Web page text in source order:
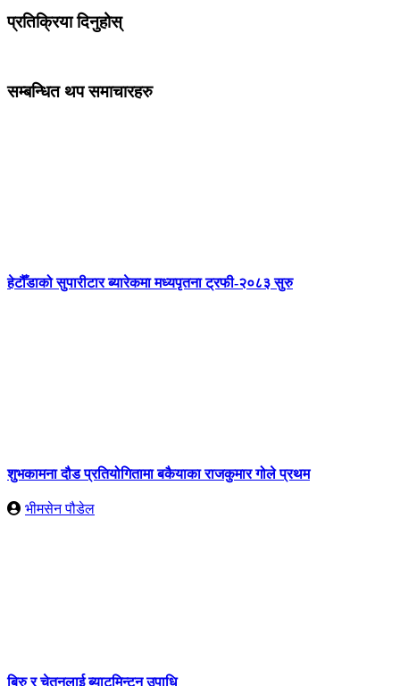
प्रतिक्रिया दिनुहोस्
सम्बन्धित थप समाचारहरु
हेटौँडाको सुपारीटार ब्यारेकमा मध्यपृतना ट्रफी-२०८३ सुरु
शुभकामना दौड प्रतियोगितामा बकैयाका राजकुमार गोले प्रथम
भीमसेन पौडेल
बिरु र चेतनलाई ब्याटमिन्टन उपाधि